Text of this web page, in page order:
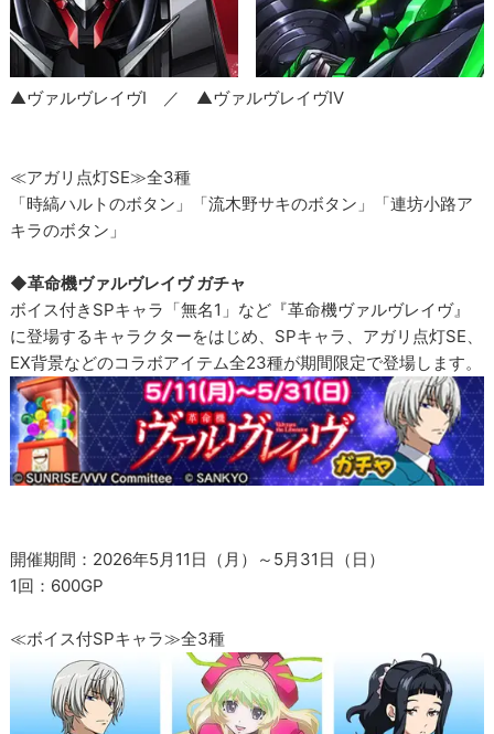
▲ヴァルヴレイヴI ／ ▲ヴァルヴレイヴIV
≪アガリ点灯SE≫全3種
「時縞ハルトのボタン」「流木野サキのボタン」「連坊小路ア
キラのボタン」
◆革命機ヴァルヴレイヴ ガチャ
ボイス付きSPキャラ「無名1」など『革命機ヴァルヴレイヴ』
に登場するキャラクターをはじめ、SPキャラ、アガリ点灯SE、
EX背景などのコラボアイテム全23種が期間限定で登場します。
開催期間：2026年5月11日（月）～5月31日（日）
1回：600GP
≪ボイス付SPキャラ≫全3種